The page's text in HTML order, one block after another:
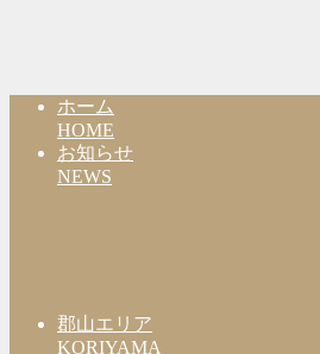
ホーム
HOME
お知らせ
NEWS
郡山エリア
KORIYAMA